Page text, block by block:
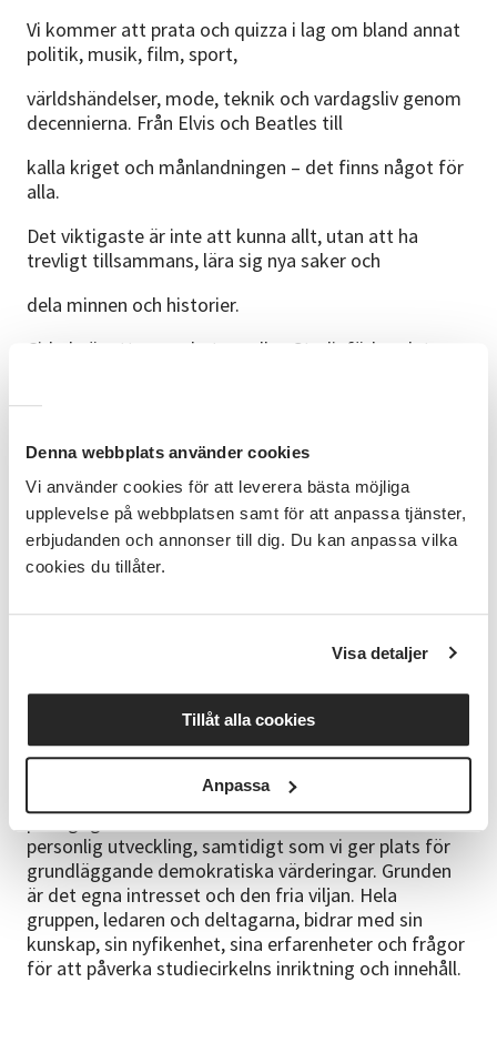
Denna webbplats använder cookies
Vi använder cookies för att leverera bästa möjliga
upplevelse på webbplatsen samt för att anpassa tjänster,
erbjudanden och annonser till dig. Du kan anpassa vilka
cookies du tillåter.
Visa detaljer
Tillåt alla cookies
Anpassa
Vi kommer att prata och quizza i lag om bland annat
politik, musik, film, sport,
världshändelser, mode, teknik och vardagsliv genom
decennierna. Från Elvis och Beatles till
kalla kriget och månlandningen – det finns något för
alla.
Det viktigaste är inte att kunna allt, utan att ha
trevligt tillsammans, lära sig nya saker och
dela minnen och historier.
Cirkeln är ett samarbeta mellan Studieförbundet
Man anmäler sig individuellt och lagen bildas på plats.
Cirkeln är kostnadsfri
Vi bjuder på fika
Telefon 0380-57 56 02 | E-post veronica.aberg@sv.se
SV:s kurser och verksamhet utgår ifrån studiecirkelns
pedagogik. I studiecirkeln förenas lärande och
personlig utveckling, samtidigt som vi ger plats för
grundläggande demokratiska värderingar. Grunden
är det egna intresset och den fria viljan. Hela
gruppen, ledaren och deltagarna, bidrar med sin
kunskap, sin nyfikenhet, sina erfarenheter och frågor
för att påverka studiecirkelns inriktning och innehåll.